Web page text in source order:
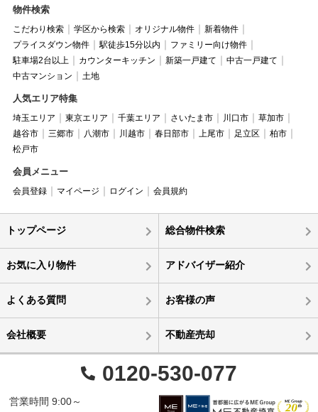
物件検索
こだわり検索 学区から検索 オリジナル物件
新着物件
プライスダウン物件
駅徒歩15分以内
ファミリー向け物件
駐車場2台以上
カウンターキッチン 新築一戸建て
中古一戸建て
中古マンション
土地
人気エリア特集
埼玉エリア 東京エリア 千葉エリア さいたま市 川口市
草加市
越谷市
三郷市 八潮市 川越市 春日部市 上尾市 足立区
柏市
松戸市
会員メニュー
会員登録 マイページ ログイン 会員規約
トップページ 総合物件検索
お気に入り物件 アドバイザー紹介
よくある質問 お客様の声
会社概要 不動産売却
0120-530-077
営業時間 9:00～